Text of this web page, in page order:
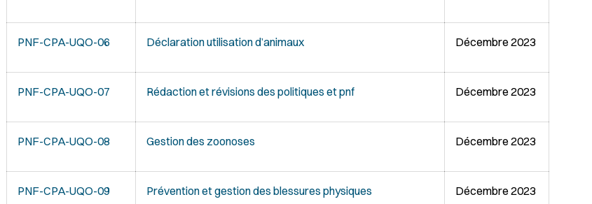
PNF-CPA-UQO-06 Déclaration utilisation d’animaux Décembre 2023
PNF-CPA-UQO-07 Rédaction et révisions des politiques et pnf Décembre 2023
PNF-CPA-UQO-08 Gestion des zoonoses Décembre 2023
PNF-CPA-UQO-09 Prévention et gestion des blessures physiques Décembre 2023